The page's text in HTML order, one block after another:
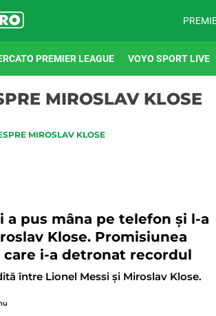
PREMIER LEAGUE VOYO SPORT LIVE
MIROSLAV KLOSE
MIROSLAV KLOSE
a pus mâna pe telefon și l-a
Klose. Promisiunea
i-a detronat recordul
între Lionel Messi și Miroslav Klose.